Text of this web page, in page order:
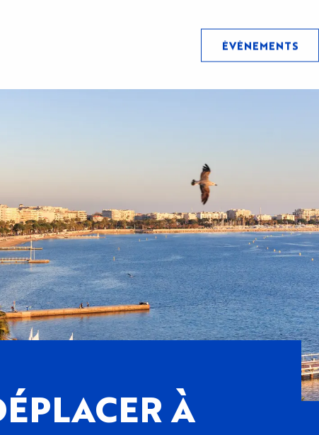
ÉVÉNEMENTS
À